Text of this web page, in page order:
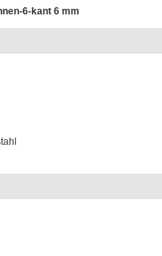
6-kant 6 mm